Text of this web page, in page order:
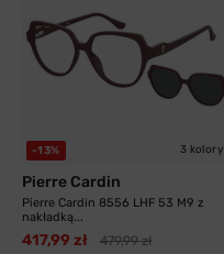
-13% 3 kolory
Pierre Cardin
Pierre Cardin 8556 LHF 53 M9 z
nakładką...
417,99 zł 479,99 zł